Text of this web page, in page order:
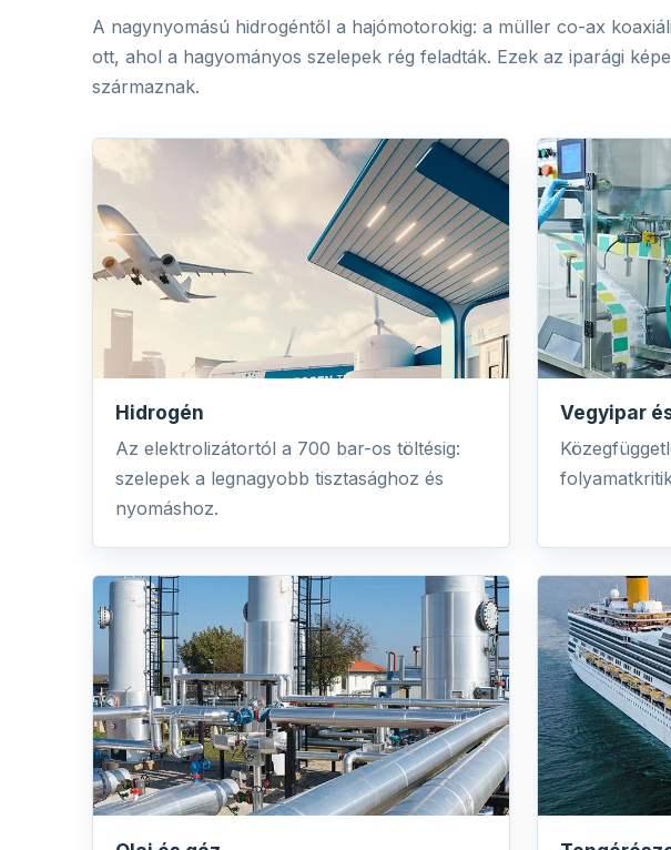
A nagynyomású hidrogéntől a hajómotorokig: a müller co-ax
ott, ahol a hagyományos szelepek rég feladták. Ezek az iparági
származnak.
Hidrogén
Az elektrolizátortól a 700 bar-os töltésig:
szelepek a legnagyobb tisztasághoz és
nyomáshoz.
Vegyipar